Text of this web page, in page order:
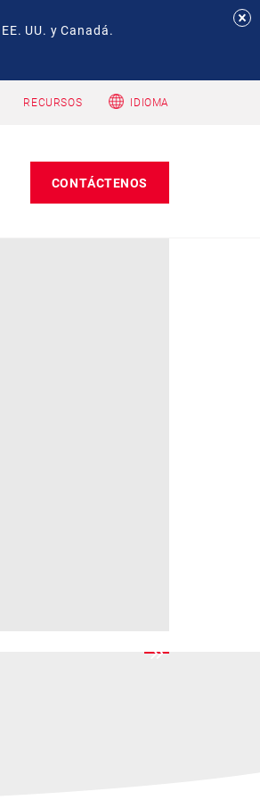
UU. y Canadá.
RECURSOS IDIOMA
CONTÁCTENOS